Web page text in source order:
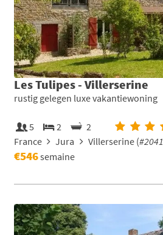
Les Tulipes - Villerserine
rustig gelegen luxe vakantiewoning
5 2
2
France
Jura Villerserine (#2041
€546semaine